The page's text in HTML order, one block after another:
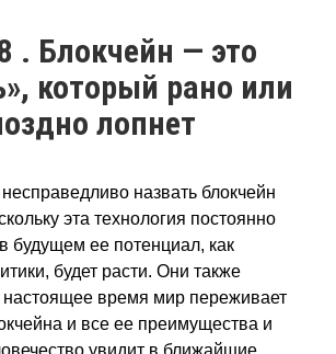
. Блокчейн — это
который рано или
лопнет
несправедливо назвать блокчейн
эта технология постоянно
будущем ее потенциал, как
будет расти. Они также
настоящее время мир переживает
и все ее преимущества и
увидит в ближайшие